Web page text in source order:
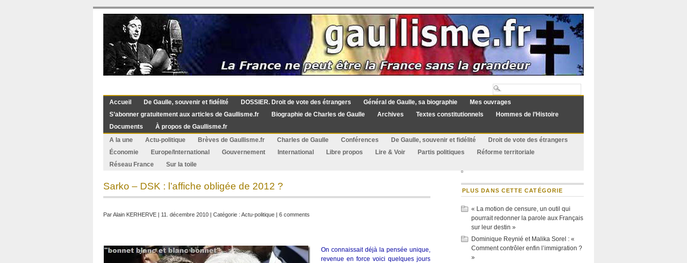
Accueil De Gaulle, souvenir et fidélité DOSSIER. Droit de vote des étrangers Général de Gaulle, sa biographie
Mes ouvrages
S’abonner gratuitement aux articles de Gaullisme.fr
Biographie de Charles de Gaulle Archives Textes constitutionnels
Hommes de l’Histoire
Documents
À propos de Gaullisme.fr
A la une
Actu-politique Brèves de Gaullisme.fr Charles de Gaulle Conférences De Gaulle, souvenir et fidélité
Droit de vote des étrangers
Économie
Europe/International Gouvernement International Libre propos Lire & Voir Partis politiques
Réforme territoriale
Réseau France
Sur la toile
Sarko – DSK : l’affiche obligée de 2012 ?
ParAlain KERHERVE | 11. décembre 2010 | Catégorie : Actu-politique | 6 comments
On connaissait déjà la pensée unique,
revenue en force voici quelques jours
PLUS DANS CETTE CATÉGORIE
« La motion de censure, un outil qui
pourrait redonner la parole aux Français
sur leur destin »
Dominique Reynié et Malika Sorel : «
Comment contrôler enfin l’immigration ?
»